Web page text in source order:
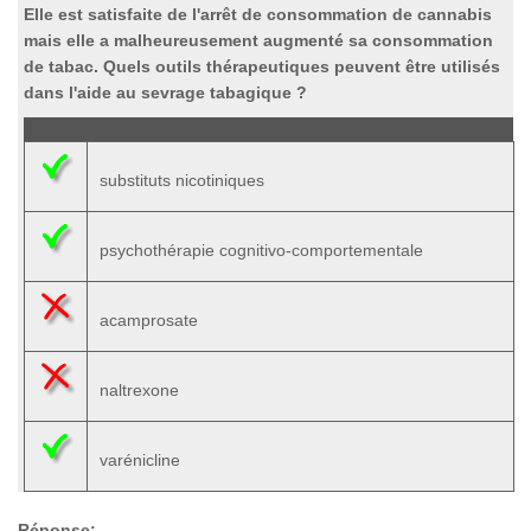
Elle est satisfaite de l'arrêt de consommation de cannabis
mais elle a malheureusement augmenté sa consommation
de tabac. Quels outils thérapeutiques peuvent être utilisés
dans l'aide au sevrage tabagique ?
substituts nicotiniques
psychothérapie cognitivo-comportementale
acamprosate
naltrexone
varénicline